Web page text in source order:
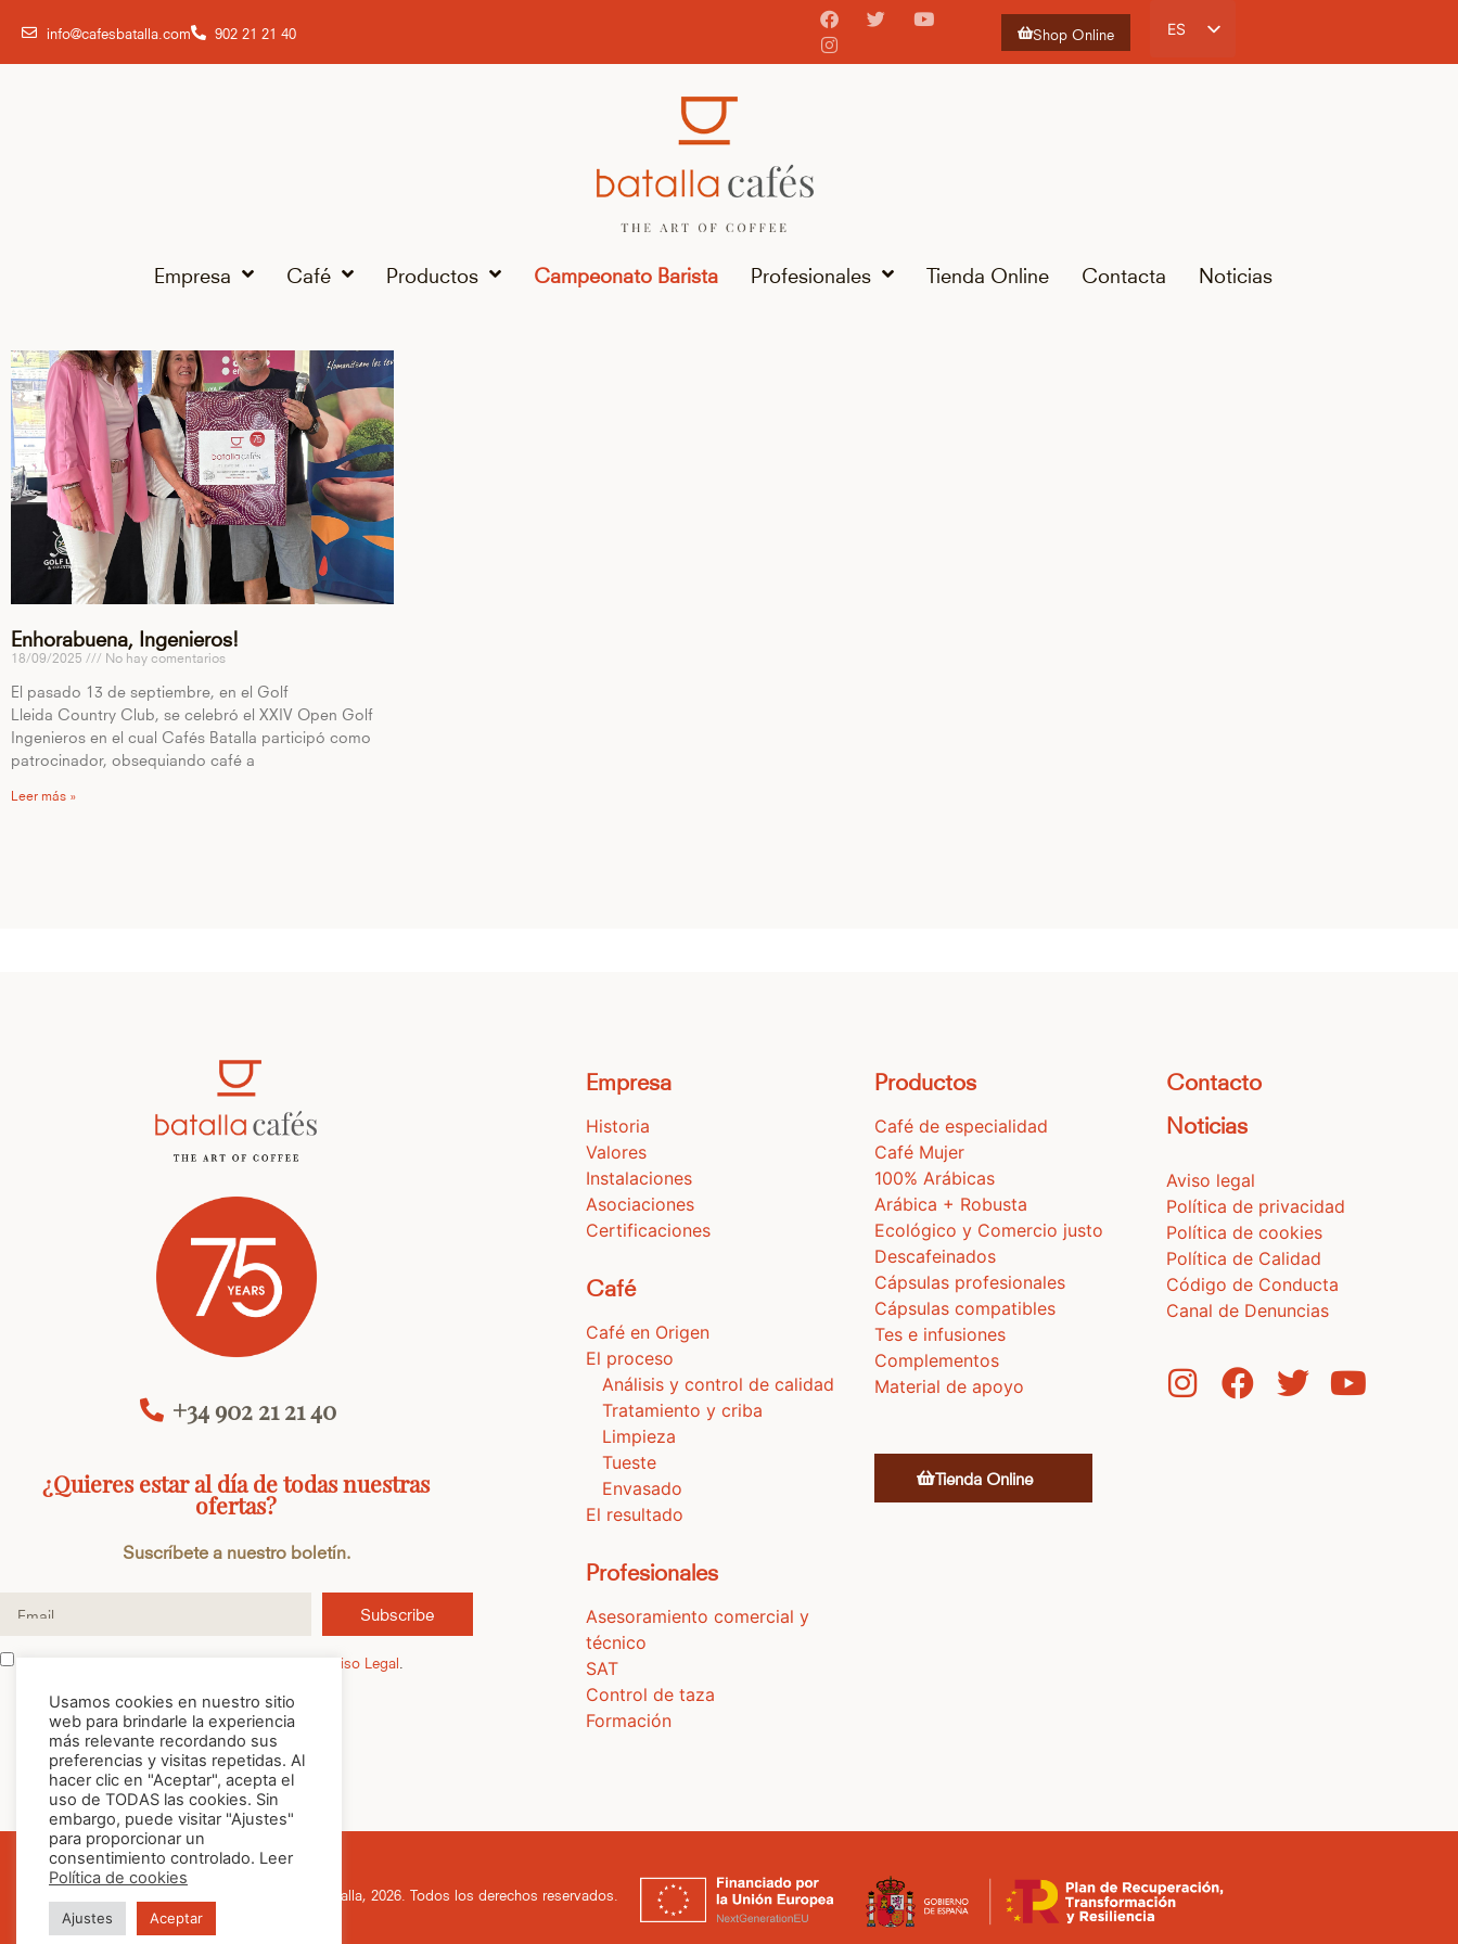
info@cafesbatalla.com 902 21 21 40 Shop Online
ES
CA
Empresa Café Productos Campeonato Barista Profesionales Tienda Online Contacta Noticias
Enhorabuena, Ingenieros!
18/09/2025 No hay comentarios
El pasado 13 de septiembre, en el Golf
Lleida Country Club, se celebró el XXIV Open Golf
Ingenieros en el cual Cafés Batalla participó como
patrocinador, obsequiando café a
Leer más »
+34 902 21 21 40
¿Quieres estar al día de todas nuestras
ofertas?
Suscríbete a nuestro boletín.
Subscribe
Aviso Legal
Empresa
Historia
Valores
Instalaciones
Asociaciones
Certificaciones
Café
Café en Origen
El proceso
Análisis y control de calidad
Tratamiento y criba
Limpieza
Tueste
Envasado
El resultado
Profesionales
Asesoramiento comercial y
técnico
SAT
Control de taza
Formación
Productos
Café de especialidad
Café Mujer
100% Arábicas
Arábica + Robusta
Ecológico y Comercio justo
Descafeinados
Cápsulas profesionales
Cápsulas compatibles
Tes e infusiones
Complementos
Material de apoyo
Tienda Online
Contacto
Noticias
Aviso legal
Política de privacidad
Política de cookies
Política de Calidad
Código de Conducta
Canal de Denuncias
© Cafés Batalla, 2026. Todos los derechos reservados.
Usamos cookies en nuestro sitio
web para brindarle la experiencia
más relevante recordando sus
preferencias y visitas repetidas. Al
hacer clic en "Aceptar", acepta el
uso de TODAS las cookies. Sin
embargo, puede visitar "Ajustes"
para proporcionar un
consentimiento controlado. Leer
Política de cookies
Ajustes Aceptar